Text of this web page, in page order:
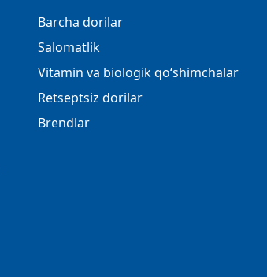
Barcha dorilar
Salomatlik
Vitamin va biologik qo‘shimchalar
Retseptsiz dorilar
Brendlar